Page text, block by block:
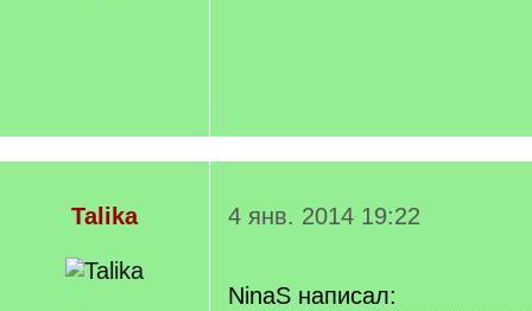
Talika 4 янв. 2014 19:22
NinaS написал: